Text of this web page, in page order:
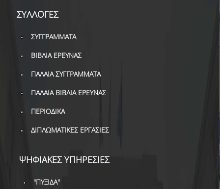
ΣΥΛΛΟΓΕΣ
ΣΥΓΓΡΑΜΜΑΤΑ
ΒΙΒΛΙΑ ΕΡΕΥΝΑΣ
ΠΑΛΑΙΑ ΣΥΓΓΡΑΜΜΑΤΑ
ΠΑΛΑΙΑ ΒΙΒΛΙΑ ΕΡΕΥΝΑΣ
ΠΕΡΙΟΔΙΚΑ
ΔΙΠΛΩΜΑΤΙΚΕΣ ΕΡΓΑΣΙΕΣ
ΨΗΦΙΑΚΕΣ ΥΠΗΡΕΣΙΕΣ
"ΠΥΞΙΔΑ"